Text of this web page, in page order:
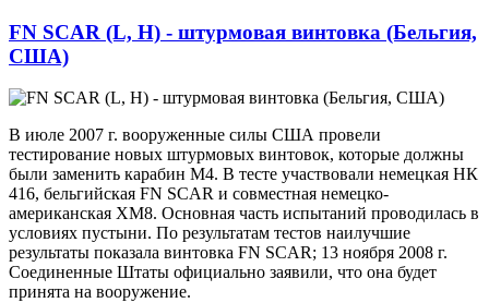
FN SCAR (L, H) - штурмовая винтовка (Бельгия,
США)
В июле 2007 г. вооруженные силы США провели
тестирование новых штурмовых винтовок, которые должны
были заменить карабин М4. В тесте участвовали немецкая НК
416, бельгийская FN SCAR и совместная немецко-
американская ХМ8. Основная часть испытаний проводилась в
условиях пустыни. По результатам тестов наилучшие
результаты показала винтовка FN SCAR; 13 ноября 2008 г.
Соединенные Штаты официально заявили, что она будет
принята на вооружение.